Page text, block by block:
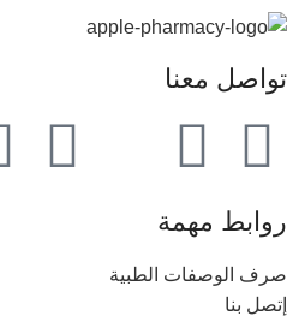
تواصل معنا
روابط مهمة
صرف الوصفات الطبية
إتصل بنا